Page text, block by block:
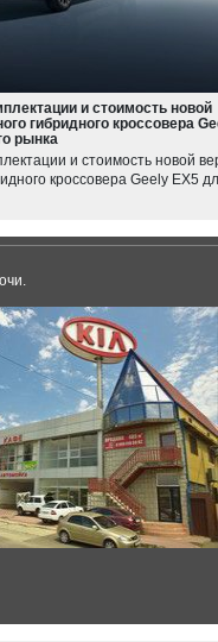
и стоимость новой
гибридного кроссовера
рынка
и стоимость новой
кроссовера Geely EX5